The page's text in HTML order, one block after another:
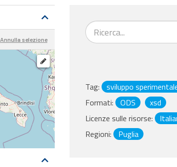
Annulla selezione
Tag:
sviluppo
Formati:
ODS
xsd
Licenze sulle risorse:
Regioni:
Puglia